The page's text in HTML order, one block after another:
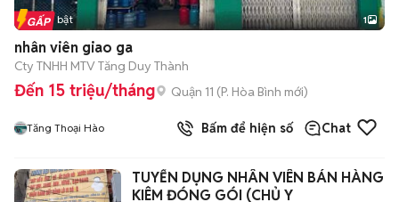
Tin nổi bật 1
nhân viên giao ga
Cty TNHH MTV Tăng Duy Thành
Đến 15 triệu/tháng Quận 11 (P. Hòa Bình mới)
Tăng Thoại Hào Bấm để hiện số Chat
TUYỂN DỤNG NHÂN VIÊN BÁN HÀNG
KIÊM ĐÓNG GÓI (CHỦ Y